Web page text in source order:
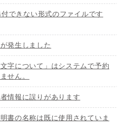
できない形式のファイルです
発生しました
字について」はシステムで予約
せん。
情報に誤りがあります
書の名称は既に使用されていま